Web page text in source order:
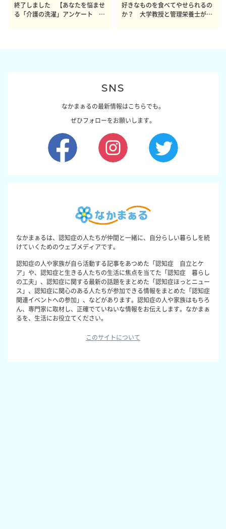
終了しました 【あなたを悩ませ
る「介護の洗濯」アンケート 体
好きなものを食べてやせられるの
か？ 大学教授と管理栄養士が出
SNS
なかまぁるの最新情報はこちらでも。
ぜひフォローをお願いします。
なかまぁるは、認知症の人たちが仲間と一緒に、自分らしい暮らしを続
けていくためのウェブメディアです。
認知症の人や家族が自ら活動する記事をあつめた「認知症 自立とケ
ア」や、認知症と生きる人たちの生活に焦点を当てた「認知症 暮らし
の工夫」、認知症に関する最新の話題をまとめた「認知症ほっとニュー
ス」、認知症に関心のある人たちが参加できる情報をまとめた「認知症
関連イベントへの参加」、などがあります。認知症の人や家族はもちろ
ん、専門家に取材し、正確でていねいな情報をお伝えします。なかまぁ
るを、生活にお役立てください。
このサイトについて